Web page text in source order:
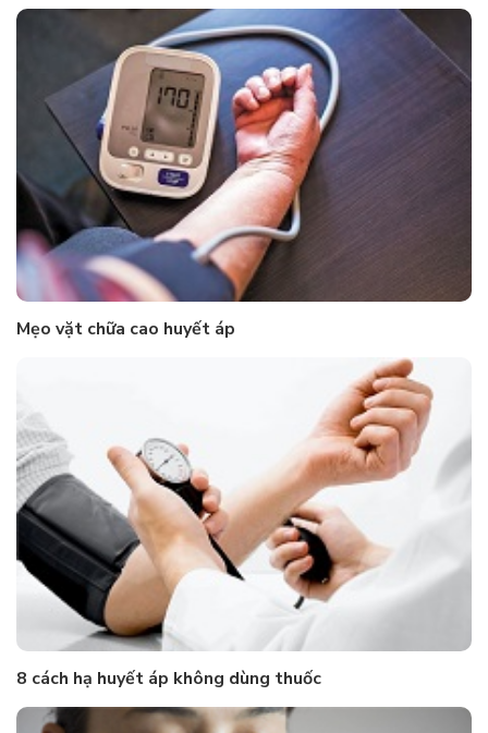
Mẹo vặt chữa cao huyết áp
8 cách hạ huyết áp không dùng thuốc